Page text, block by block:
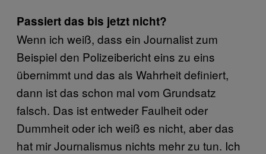
Passiert das bis jetzt nicht?
Wenn ich weiß, dass ein Journalist zum
Beispiel den Polizeibericht eins zu eins
übernimmt und das als Wahrheit definiert,
dann ist das schon mal vom Grundsatz
falsch. Das ist entweder Faulheit oder
Dummheit oder ich weiß es nicht, aber das
hat mir Journalismus nichts mehr zu tun. Ich